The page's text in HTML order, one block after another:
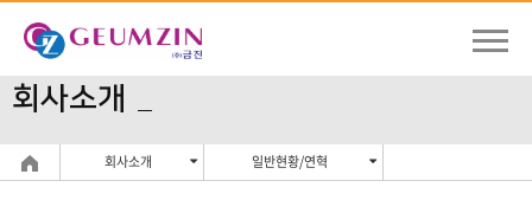
회사소개
회사소개 일반현황/연혁